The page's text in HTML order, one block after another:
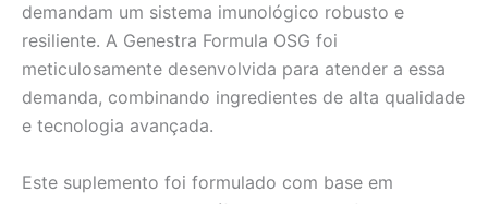
demandam um sistema imunológico robusto e
resiliente. A Genestra Formula OSG foi
meticulosamente desenvolvida para atender a essa
demanda, combinando ingredientes de alta qualidade
e tecnologia avançada.
Este suplemento foi formulado com base em